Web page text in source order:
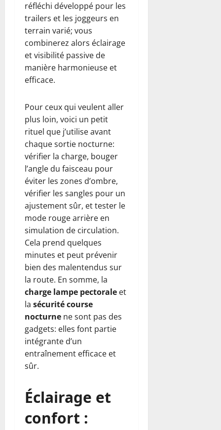
réfléchi développé pour les
trailers et les joggeurs en
terrain varié; vous
combinerez alors éclairage
et visibilité passive de
manière harmonieuse et
efficace.
Pour ceux qui veulent aller
plus loin, voici un petit
rituel que j’utilise avant
chaque sortie nocturne:
vérifier la charge, bouger
l’angle du faisceau pour
éviter les zones d’ombre,
vérifier les sangles pour un
ajustement sûr, et tester le
mode rouge arrière en
simulation de circulation.
Cela prend quelques
minutes et peut prévenir
bien des malentendus sur
la route. En somme, la
charge lampe pectorale et
la sécurité course
nocturne ne sont pas des
gadgets: elles font partie
intégrante d’un
entraînement efficace et
sûr.
Éclairage et
confort :